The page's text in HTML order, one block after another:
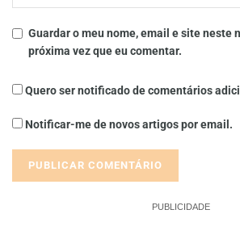
Guardar o meu nome, email e site neste
próxima vez que eu comentar.
Quero ser notificado de comentários
Notificar-me de novos artigos por email.
PUBLICIDADE